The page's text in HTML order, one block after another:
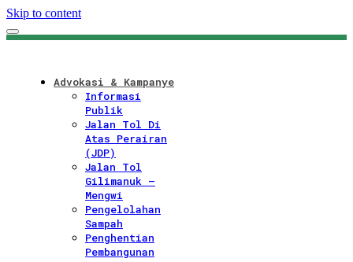
Skip to content
Advokasi & Kampanye
Informasi
Publik
Jalan Tol Di
Atas Perairan
(JDP)
Jalan Tol
Gilimanuk –
Mengwi
Pengelolahan
Sampah
Penghentian
Pembangunan